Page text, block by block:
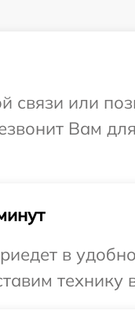
связи или
Вам
в
технику